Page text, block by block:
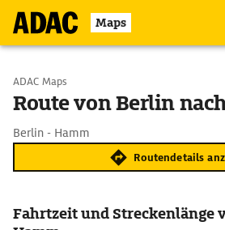
Maps
Start wählen
ADAC Maps
Route von Berlin
Berlin - Hamm
Routendetails
Fahrtzeit und Streckenlänge